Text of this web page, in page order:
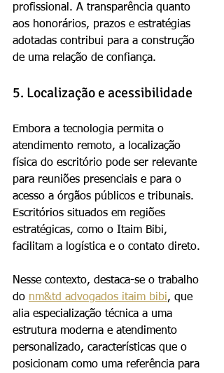
profissional. A transparência quanto
aos honorários, prazos e estratégias
adotadas contribui para a construção
de uma relação de confiança.
5. Localização e acessibilidade
Embora a tecnologia permita o
atendimento remoto, a localização
física do escritório pode ser relevante
para reuniões presenciais e para o
acesso a órgãos públicos e tribunais.
Escritórios situados em regiões
estratégicas, como o Itaim Bibi,
facilitam a logística e o contato direto.
Nesse contexto, destaca-se o trabalho
do nm&td advogados itaim bibi, que
alia especialização técnica a uma
estrutura moderna e atendimento
personalizado, características que o
posicionam como uma referência para